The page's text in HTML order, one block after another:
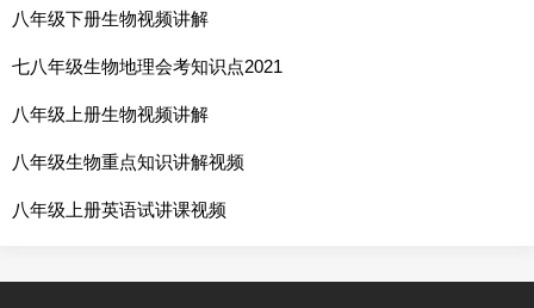
八年级下册生物视频讲解
七八年级生物地理会考知识点2021
八年级上册生物视频讲解
八年级生物重点知识讲解视频
八年级上册英语试讲课视频